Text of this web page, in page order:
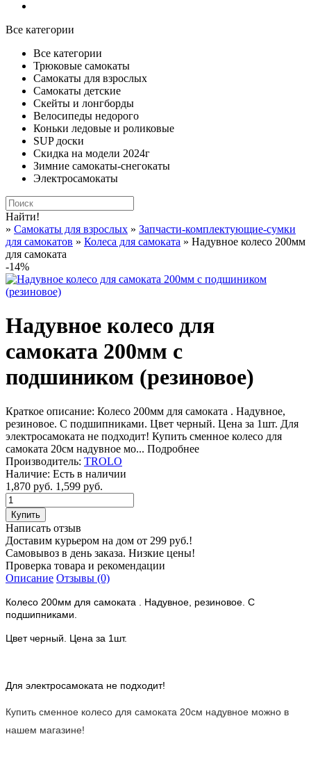
Все категории
Все категории
Трюковые самокаты
Самокаты для взрослых
Самокаты детские
Cкейты и лонгборды
Велосипеды недорого
Коньки ледовые и роликовые
SUP доски
Скидка на модели 2024г
Зимние самокаты-снегокаты
Электросамокаты
Найти!
» Самокаты для взрослых » Запчасти-комплектующие-сумки
для самокатов » Колеса для самоката » Надувное колесо 200мм
для самоката
-14%
Надувное колесо для
самоката 200мм с
подшиником (резиновое)
Краткое описание: Колесо 200мм для самоката . Надувное,
резиновое. С подшипниками. Цвет черный. Цена за 1шт. Для
электросамоката не подходит! Купить сменное колесо для
самоката 20см надувное мо... Подробнее
Производитель: TROLO
Наличие: Есть в наличии
1,870 руб. 1,599 руб.
Написать отзыв
Доставим курьером на дом от 299 руб.!
Самовывоз в день заказа. Низкие цены!
Проверка товара и рекомендации
Описание Отзывы (0)
Колесо 200мм для самоката . Надувное, резиновое. С
подшипниками.
Цвет черный. Цена за 1шт.
Для электросамоката не подходит!
Купить сменное колесо для самоката 20см надувное можно в
нашем магазине!